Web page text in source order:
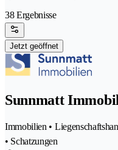
38 Ergebnisse
Jetzt geöffnet
Sunnmatt
Immobilien •
• Schatzungen